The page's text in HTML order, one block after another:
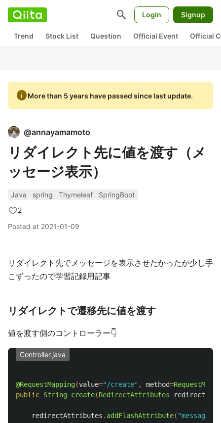
search Login Signup
Trend Stock List Question Official Event Official
infoMore than 5 years have passed since last update.
@annayamamoto
リダイレクト先に値を渡す（メ
ッセージ表示）
Java spring Thymeleaf
SpringBoot
2
Posted at 2021-01-09
リダイレクト先でメッセージを表示させたかったが少し手
こずったので学習記録用記事
リダイレクトで遷移先に値を渡す
値を渡す側のコントローラー👇
Controller.java
@RequestMapping(value="/create" , method=
public String create(RedirectAttributes
redirectAttributes . addFlashAttribute( "message"